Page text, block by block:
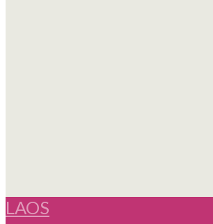
LAOS